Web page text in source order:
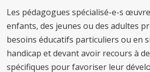
Les pédagogues spécialisé-e-s
enfants, des jeunes ou des adultes
besoins éducatifs particuliers ou en
handicap et devant avoir recours à
spécifiques pour favoriser leur